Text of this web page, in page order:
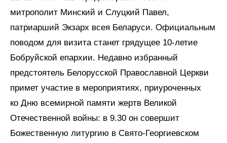
митрополит Минский и Слуцкий Павел,
патриарший Экзарх всея Беларуси. Официальным
поводом для визита станет грядущее 10-летие
Бобруйской епархии. Недавно избранный
предстоятель Белорусской Православной Церкви
примет участие в мероприятиях, приуроченных
ко Дню всемирной памяти жертв Великой
Отечественной войны: в 9.30 он совершит
Божественную литургию в Свято-Георгиевском